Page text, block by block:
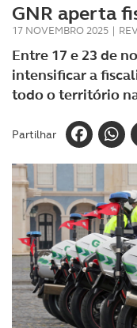
GNR aperta
17 NOVEMBRO 2025 |
Entre 17 e 23 de
intensificar a
todo o território
Partilhar